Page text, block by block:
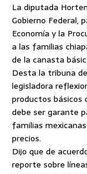
La diputada
Gobierno Federal,
Economía y la
a las familias
de la canasta
Desta la tribuna
legisladora
productos básicos
debe ser garante
familias
precios.
Dijo que de
reporte sobre